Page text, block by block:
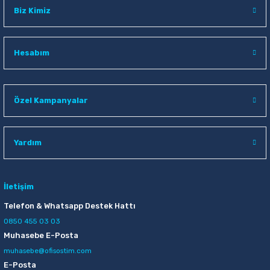
Sepete Ekle
Faber Castell 1423 Kırmızı Tükenmez Kalem
Faber Castell 1423 Mavi Tükenmez Kalem
Biz Kimiz
Hesabım
Özel Kampanyalar
Yardım
İletişim
Telefon & Whatsapp Destek Hattı
0850 455 03 03
Muhasebe E-Posta
muhasebe@ofisostim.com
E-Posta